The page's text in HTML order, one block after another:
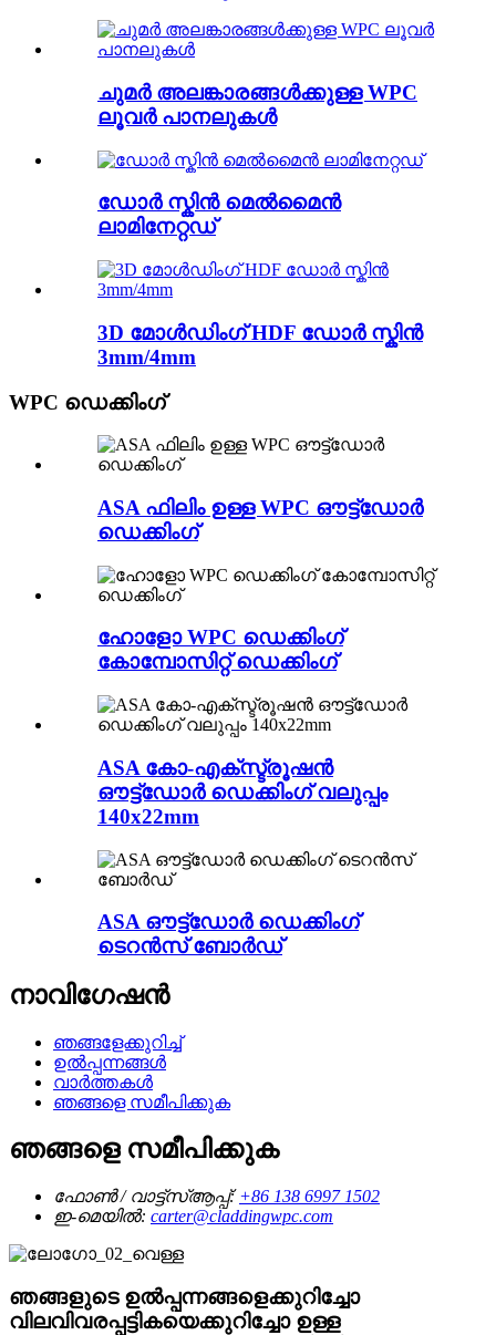
ചുമർ അലങ്കാരങ്ങൾക്കുള്ള WPC
ലൂവർ പാനലുകൾ
ഡോർ സ്കിൻ മെൽമൈൻ
ലാമിനേറ്റഡ്
3D മോൾഡിംഗ് HDF ഡോർ സ്കിൻ
3mm/4mm
WPC ഡെക്കിംഗ്
ASA ഫിലിം ഉള്ള WPC ഔട്ട്ഡോർ
ഡെക്കിംഗ്
ഹോളോ WPC ഡെക്കിംഗ്
കോമ്പോസിറ്റ് ഡെക്കിംഗ്
ASA കോ-എക്സ്ട്രൂഷൻ
ഔട്ട്‌ഡോർ ഡെക്കിംഗ് വലുപ്പം
140x22mm
ASA ഔട്ട്ഡോർ ഡെക്കിംഗ്
ടെറൻസ് ബോർഡ്
നാവിഗേഷൻ
ഞങ്ങളേക്കുറിച്ച്
ഉൽപ്പന്നങ്ങൾ
വാർത്തകൾ
ഞങ്ങളെ സമീപിക്കുക
ഞങ്ങളെ സമീപിക്കുക
ഫോൺ / വാട്ട്‌സ്ആപ്പ്: +86 138 6997 1502
ഇ-മെയിൽ: carter@claddingwpc.com
ഞങ്ങളുടെ ഉൽപ്പന്നങ്ങളെക്കുറിച്ചോ
വിലവിവരപ്പട്ടികയെക്കുറിച്ചോ ഉള്ള